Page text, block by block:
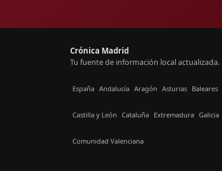
Crónica Madrid
Tu fuente de información local actualizada.
España Andalucía Aragón Asturias Baleares
Castilla y León Cataluña Extremadura Galicia
Comunidad Valenciana